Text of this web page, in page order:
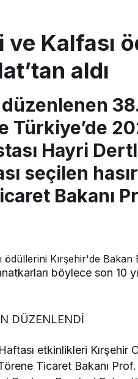
ve Kalfası
aldı
düzenlenen
Hayri
seçilen
Bakanı
böylece son 10
DÜZENLENDİ
etkinlikleri Kırşehir
Ticaret Bakanı